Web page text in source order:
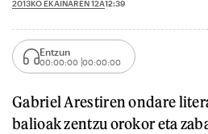
2013KO EKAINAREN 12A12:39
Entzun
00:00:00 00:00:00
Gabriel Arestiren ondare
balioak zentzu orokor eta